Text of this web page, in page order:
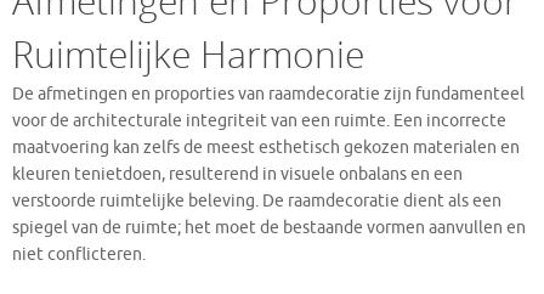
Ruimtelijke Harmonie
De afmetingen en proporties van raamdecoratie zijn fundamenteel
voor de architecturale integriteit van een ruimte. Een incorrecte
maatvoering kan zelfs de meest esthetisch gekozen materialen en
kleuren tenietdoen, resulterend in visuele onbalans en een
verstoorde ruimtelijke beleving. De raamdecoratie dient als een
spiegel van de ruimte; het moet de bestaande vormen aanvullen en
niet conflicteren.